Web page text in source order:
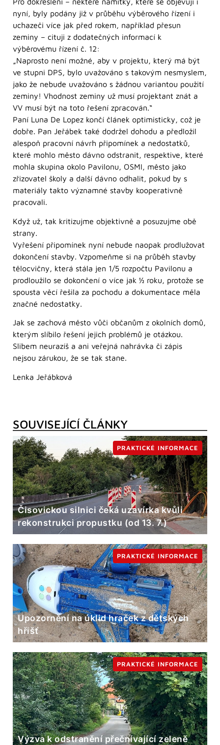
nyní, byly podány již v průběhu výběrového řízení i
uchazeči více jak před rokem, například přesun
zeminy – cituji z dodatečných informací k
výběrovému řízení č. 12:
„Naprosto není možné, aby v projektu, který má být
ve stupni DPS, bylo uvažováno s takovým nesmyslem,
jako že nebude uvažováno s žádnou variantou použití
zeminy! Vhodnost zeminy už musí projektant znát a
VV musí být na toto řešení zpracován.“
Paní Luna De Lopez končí článek optimisticky, což je
dobře. Pan Jeřábek také dodržel dohodu a předložil
alespoň pracovní návrh připomínek a nedostatků,
které mohlo město dávno odstranit, respektive, které
mohla skupina okolo Pavilonu, OSMI, město jako
zřizovatel školy a další dávno odhalit, pokud by s
materiály takto významné stavby kooperativně
pracovali.
Když už, tak kritizujme objektivně a posuzujme obě
strany.
Vyřešení připomínek nyní nebude naopak prodlužovat
dokončení stavby. Vzpomeňme si na průběh stavby
tělocvičny, která stála jen 1/5 rozpočtu Pavilonu a
prodloužilo se dokončení o více jak ½ roku, protože se
spousta věcí řešila za pochodu a dokumentace měla
značné nedostatky.
Jak se zachová město vůči občanům z okolních domů,
kterým slíbilo řešení jejich problémů je otázkou.
Slibem neurazíš a ani veřejná nahrávka či zápis
nejsou zárukou, že se tak stane.
Lenka Jeřábková
SOUVISEJÍCÍ ČLÁNKY
Čisovickou silnici čeká uzavírka kvůli
rekonstrukci propustku (od 13. 7.)
PRAKTICKÉ INFORMACE
Upozornění na úklid hraček z dětských
hřišť
PRAKTICKÉ INFORMACE
Výzva k odstranění přečnívající zeleně
PRAKTICKÉ INFORMACE